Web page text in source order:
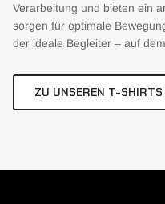
Verarbeitung und bieten ein
sorgen für optimale
der ideale Begleiter – auf
ZU UNSEREN T-SHIRTS